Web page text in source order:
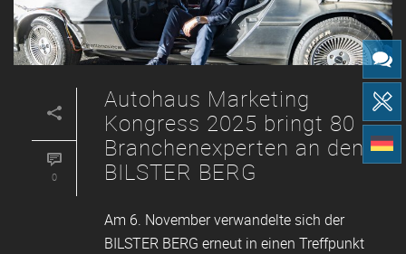
0
Autohaus Marketing
Kongress 2025 bringt 80
Branchenexperten an den
BILSTER BERG
Am 6. November verwandelte sich der
BILSTER BERG erneut in einen Treffpunkt